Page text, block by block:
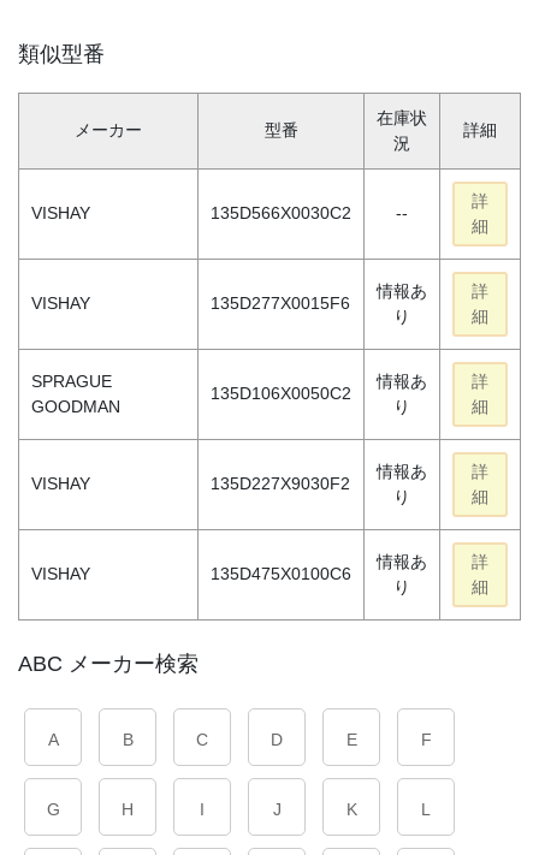
類似型番
メーカー 型番
在庫状
況
詳細
VISHAY 135D566X0030C2 --
詳
細
VISHAY 135D277X0015F6
情報あ
り
詳
細
SPRAGUE
GOODMAN
135D106X0050C2
情報あ
り
詳
細
VISHAY 135D227X9030F2
情報あ
り
詳
細
VISHAY 135D475X0100C6
情報あ
り
詳
細
ABC メーカー検索
A B C D E F
G H I J K L